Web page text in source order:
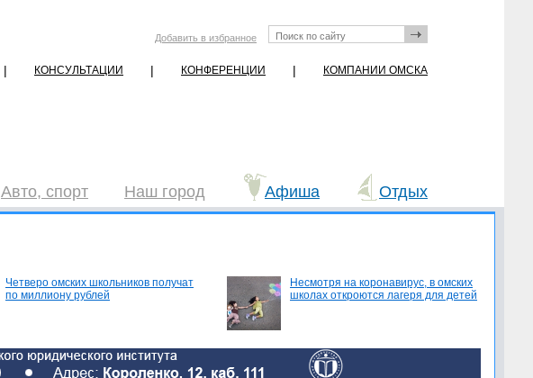
Добавить в избранное
| КОНСУЛЬТАЦИИ | КОНФЕРЕНЦИИ | КОМПАНИИ ОМСКА
Авто, спорт Наш город Афиша Отдых
Четверо омских школьников получат
по миллиону рублей
Несмотря на коронавирус, в омских
школах откроются лагеря для детей